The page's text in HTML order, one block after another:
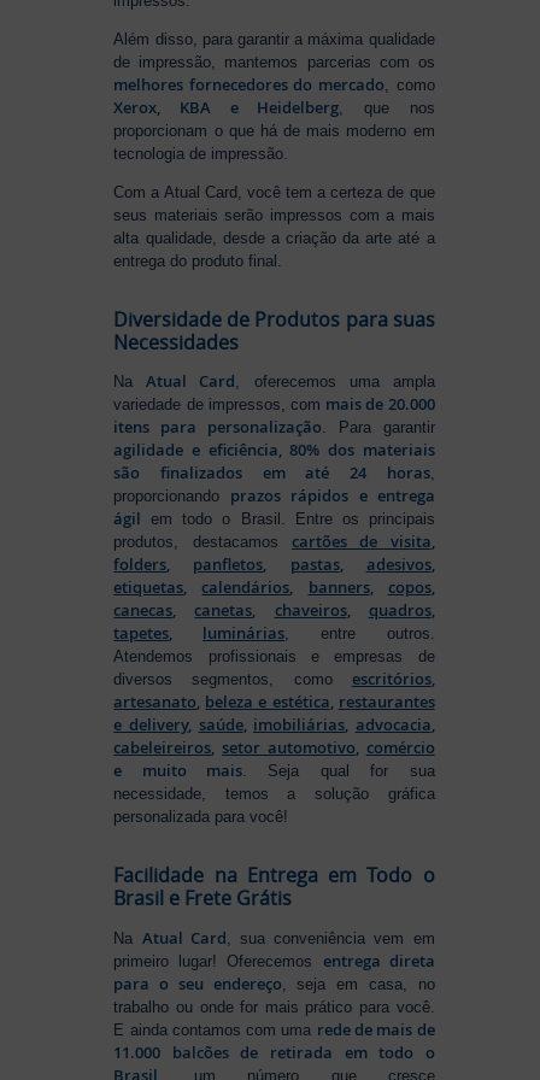
Além disso, para garantir a máxima qualidade
de impressão, mantemos parcerias com os
melhores fornecedores do mercado , como
Xerox, KBA e Heidelberg , que nos
proporcionam o que há de mais moderno em
tecnologia de impressão.
Com a Atual Card, você tem a certeza de que
seus materiais serão impressos com a mais
alta qualidade, desde a criação da arte até a
entrega do produto final.
Diversidade de Produtos para suas
Necessidades
NaAtual Card, oferecemos uma ampla
variedade de impressos, com mais de 20.000
itens para personalização. Para garantir
agilidade e eficiência, 80% dos materiais
são finalizados em até 24 horas,
proporcionando prazos rápidos e entrega
ágil em todo o Brasil. Entre os principais
produtos, destacamos cartões de visita,
folders, panfletos, pastas, adesivos,
etiquetas,calendários, banners, copos,
canecas,canetas, chaveiros, quadros,
tapetes, luminárias, entre outros.
Atendemos profissionais e empresas de
diversos segmentos, como escritórios,
artesanato, beleza e estética, restaurantes
e delivery, saúde, imobiliárias, advocacia,
cabeleireiros, setor automotivo, comércio
e muito mais. Seja qual for sua
necessidade, temos a solução gráfica
personalizada para você!
Facilidade na Entrega em Todo o
Brasil e Frete Grátis
Na Atual Card, sua conveniência vem em
primeiro lugar! Oferecemos entrega direta
para o seu endereço, seja em casa, no
trabalho ou onde for mais prático para você.
E ainda contamos com uma rede de mais de
11.000 balcões de retirada em todo o
Brasil , um número que cresce